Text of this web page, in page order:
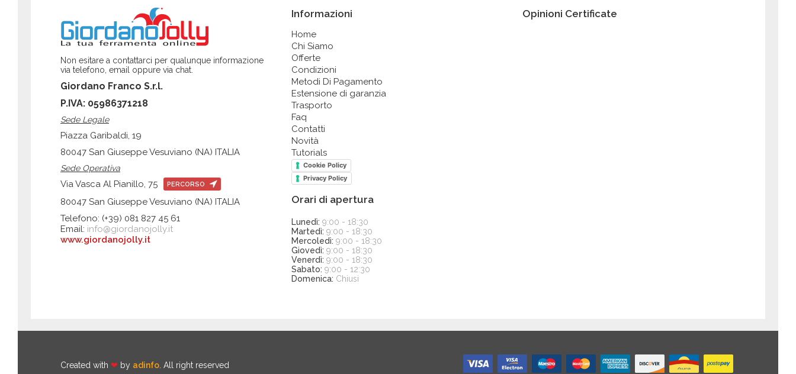
Non esitare a contattarci per qualunque informazione
via telefono, email oppure via chat.
Giordano Franco S.r.l.
P.IVA: 05986371218
Sede Legale
Piazza Garibaldi, 19
80047 San Giuseppe Vesuviano (NA) ITALIA
Sede Operativa
Via Vasca Al Pianillo, 75 PERCORSO
80047 San Giuseppe Vesuviano (NA) ITALIA
Telefono: (+39) 081 827 45 61
Email: info@giordanojolly.it
www.giordanojolly.it
Informazioni
Home
Chi Siamo
Offerte
Condizioni
Metodi Di Pagamento
Estensione di garanzia
Trasporto
Faq
Contatti
Novità
Tutorials
Cookie Policy
Privacy Policy
Orari di apertura
Lunedì: 9:00 - 18:30
Martedì: 9:00 - 18:30
Mercoledì: 9:00 - 18:30
Giovedì: 9:00 - 18:30
Venerdì: 9:00 - 18:30
Sabato: 9:00 - 12:30
Domenica: Chiusi
Opinioni Certificate
Created with ❤ by adinfo . All right reserved